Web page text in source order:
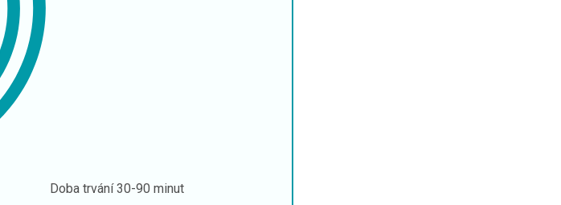
Doba trvání30-90 minut